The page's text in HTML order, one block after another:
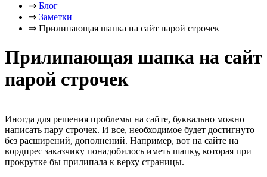
⇒ Блог
⇒ Заметки
⇒ Прилипающая шапка на сайт парой строчек
Прилипающая шапка на сайт
парой строчек
Иногда для решения проблемы на сайте, буквально можно
написать пару строчек. И все, необходимое будет достигнуто –
без расширений, дополнений. Например, вот на сайте на
вордпрес заказчику понадобилось иметь шапку, которая при
прокрутке бы прилипала к верху страницы.